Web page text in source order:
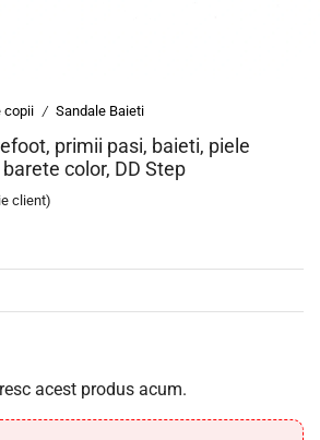
copii / Sandale Baieti
primii pasi, baieti, piele
color, DD Step
client)
acest produs acum.